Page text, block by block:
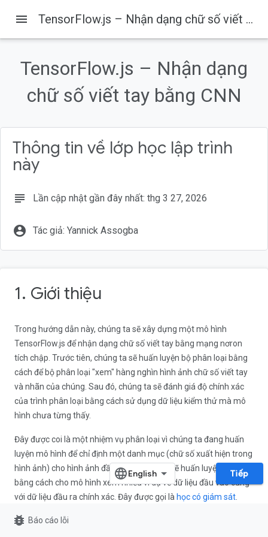
Trên trang này
Sản phẩm bạn sẽ tạo ra
Kiến thức bạn sẽ học được
Tạo các tệp JavaScript cho dữ liệu và mã
menu TensorFlow.js – Nhận dạng chữ số viết tay bằng CNN
TensorFlow.js – Nhận dạng
chữ số viết tay bằng CNN
Thông tin về lớp học lập trình
này
subject Lần cập nhật gần đây nhất: thg 3 27, 2026
account_circle Tác giả: Yannick Assogba
1. Giới thiệu
Trong hướng dẫn này, chúng ta sẽ xây dựng một mô hình
TensorFlow.js để nhận dạng chữ số viết tay bằng mạng nơron
tích chập. Trước tiên, chúng ta sẽ huấn luyện bộ phân loại bằng
cách để bộ phân loại "xem" hàng nghìn hình ảnh chữ số viết tay
và nhãn của chúng. Sau đó, chúng ta sẽ đánh giá độ chính xác
của trình phân loại bằng cách sử dụng dữ liệu kiểm thử mà mô
hình chưa từng thấy.
Đây được coi là một nhiệm vụ phân loại vì chúng ta đang huấn
luyện mô hình để chỉ định một danh mục (chữ số xuất hiện trong
hình ảnh) cho hình ảnh đầu vào. Chúng ta sẽ huấn luyện mô hình
bằng cách cho mô hình xem nhiều ví dụ về dữ liệu đầu vào cùng
với dữ liệu đầu ra chính xác. Đây được gọi là học có giám sát
Sản phẩm bạn sẽ tạo ra
Tiếp
bug_report Báo cáo lỗi